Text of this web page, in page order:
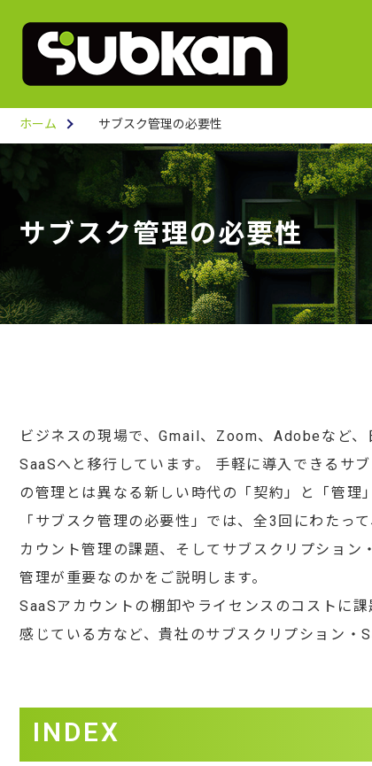
ホーム サブスク管理の必要性
サブスク管理の必要性
ビジネスの現場で、Gmail、Zoom、Adobeなど
SaaSへと移行しています。 手軽に導入できるサ
の管理とは異なる新しい時代の「契約」と「管理
「サブスク管理の必要性」では、全3回にわたっ
カウント管理の課題、そしてサブスクリプショ
管理が重要なのかをご説明します。
SaaSアカウントの棚卸やライセンスのコストに
感じている方など、貴社のサブスクリプション・
INDEX